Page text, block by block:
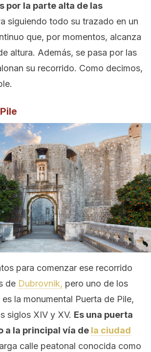
por la parte alta de las
siguiendo todo su trazado en un
que, por momentos, alcanza
altura. Además, se pasa por las
su recorrido. Como decimos,
para comenzar ese recorrido
de Dubrovnik, pero uno de los
la monumental Puerta de Pile,
siglos XIV y XV. Es una puerta
a la principal vía de la ciudad
calle peatonal conocida como